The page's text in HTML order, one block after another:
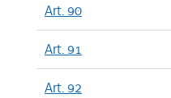
Art. 90
Art. 91
Art. 92